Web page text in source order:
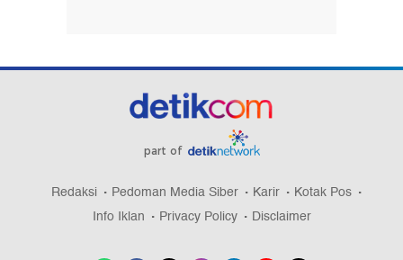
part of
Redaksi Pedoman Media Siber Karir
Kotak Pos
Info Iklan
Privacy Policy Disclaimer